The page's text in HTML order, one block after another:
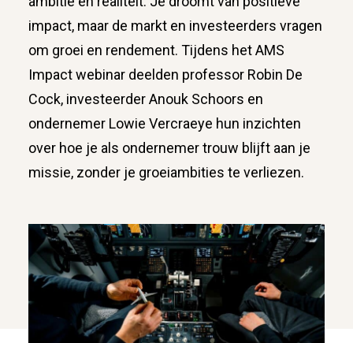
impact, maar de markt en investeerders vragen
om groei en rendement. Tijdens het AMS
Impact webinar deelden professor Robin De
Cock, investeerder Anouk Schoors en
ondernemer Lowie Vercraeye hun inzichten
over hoe je als ondernemer trouw blijft aan je
missie, zonder je groeiambities te verliezen.